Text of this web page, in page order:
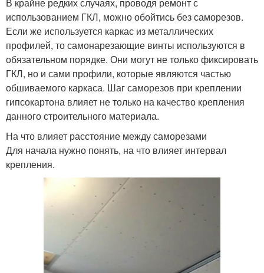
использованием ГКЛ, можно обойтись без саморезов.
Если же используется каркас из металлических
профилей, то самонарезающие винты используются в
обязательном порядке. Они могут не только фиксировать
ГКЛ, но и сами профили, которые являются частью
обшиваемого каркаса. Шаг саморезов при креплении
гипсокартона влияет не только на качество крепления
данного строительного материала.
На что влияет расстояние между саморезами
Для начала нужно понять, на что влияет интервал
крепления.